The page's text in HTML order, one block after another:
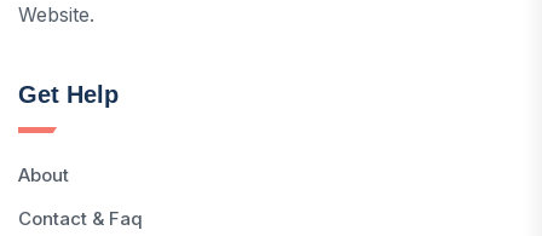
Website.
Get Help
About
Contact & Faq